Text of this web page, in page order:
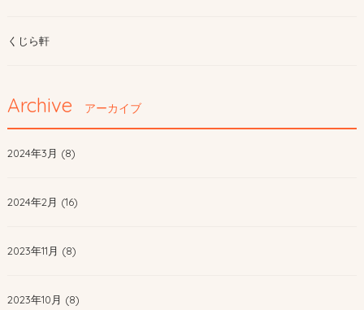
くじら軒
Archive アーカイブ
2024年3月 (8)
2024年2月 (16)
2023年11月 (8)
2023年10月 (8)